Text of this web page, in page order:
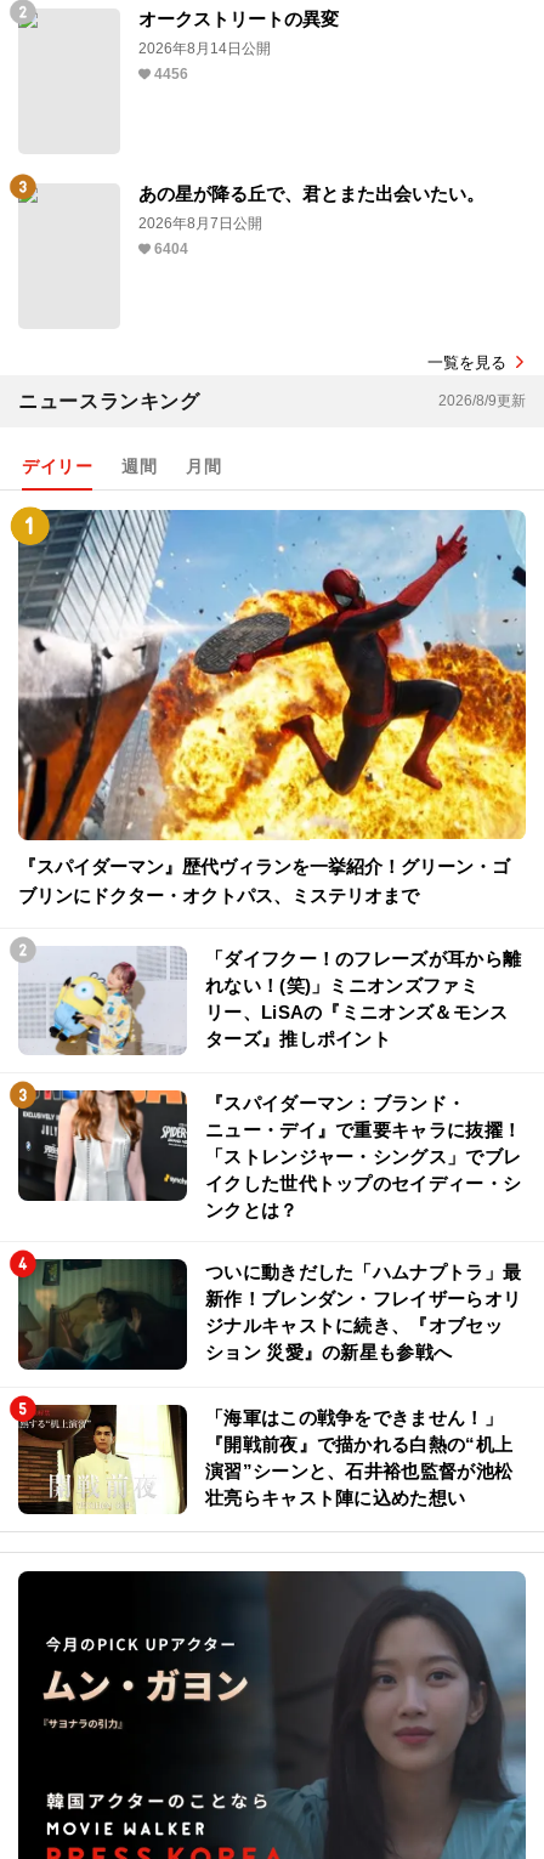
オークストリートの異変
2026年8月14日公開
4456
あの星が降る丘で、君とまた出会いたい。
2026年8月7日公開
6404
一覧を見る
ニュースランキング 2026/8/9更新
デイリー 週間 月間
『スパイダーマン』歴代ヴィランを一挙紹介！グリーン・ゴ
ブリンにドクター・オクトパス、ミステリオまで
「ダイフクー！のフレーズが耳から離
れない！(笑)」ミニオンズファミ
リー、LiSAの『ミニオンズ＆モンス
ターズ』推しポイント
『スパイダーマン：ブランド・
ニュー・デイ』で重要キャラに抜擢！
「ストレンジャー・シングス」でブレ
イクした世代トップのセイディー・シ
ンクとは？
ついに動きだした「ハムナプトラ」最
新作！ブレンダン・フレイザーらオリ
ジナルキャストに続き、『オブセッ
ション 災愛』の新星も参戦へ
「海軍はこの戦争をできません！」
『開戦前夜』で描かれる白熱の“机上
演習”シーンと、石井裕也監督が池松
壮亮らキャスト陣に込めた想い